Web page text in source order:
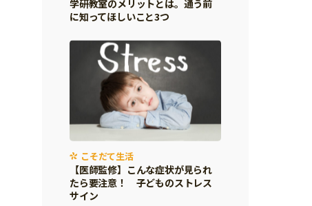
学研教室のメリットとは。通う前
に知ってほしいこと3つ
こそだて生活
【医師監修】こんな症状が見られ
たら要注意！ 子どものストレス
サイン